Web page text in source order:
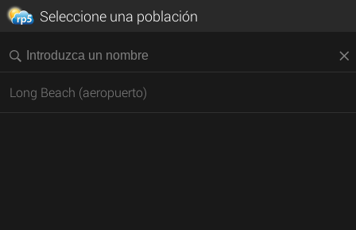
Seleccione una población
Long Beach (aeropuerto)